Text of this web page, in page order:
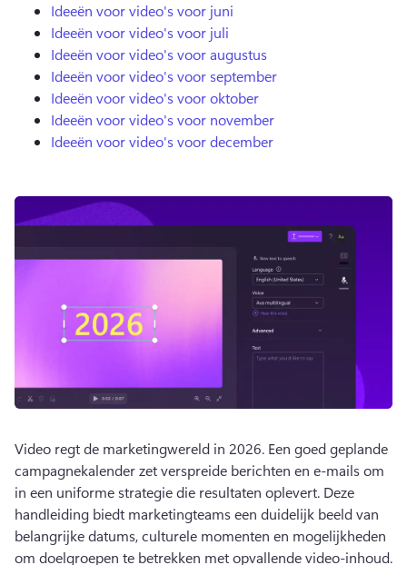
Ideeën voor video's voor juni
Ideeën voor video's voor juli
Ideeën voor video's voor augustus
Ideeën voor video's voor september
Ideeën voor video's voor oktober
Ideeën voor video's voor november
Ideeën voor video's voor december
Video regt de marketingwereld in 2026. Een goed geplande
campagnekalender zet verspreide berichten en e-mails om
in een uniforme strategie die resultaten oplevert. Deze
handleiding biedt marketingteams een duidelijk beeld van
belangrijke datums, culturele momenten en mogelijkheden